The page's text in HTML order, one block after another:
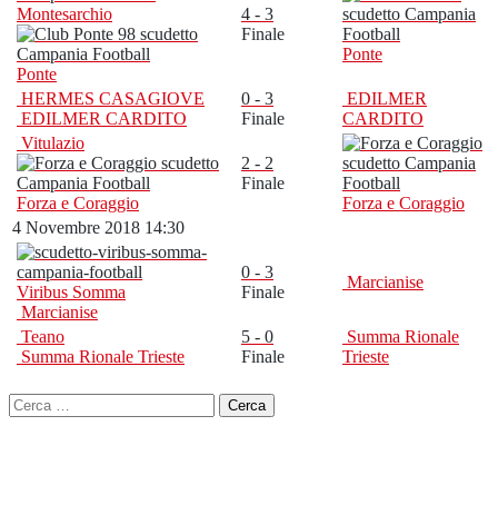
Montesarchio
Ponte
4 - 3
Finale
Ponte
HERMES CASAGIOVE
EDILMER CARDITO
0 - 3
Finale
EDILMER
CARDITO
Vitulazio
Forza e Coraggio
2 - 2
Finale
Forza e Coraggio
4 Novembre 2018 14:30
Viribus Somma
Marcianise
0 - 3
Finale
Marcianise
Teano
Summa Rionale Trieste
5 - 0
Finale
Summa Rionale
Trieste
Ricerca
per: